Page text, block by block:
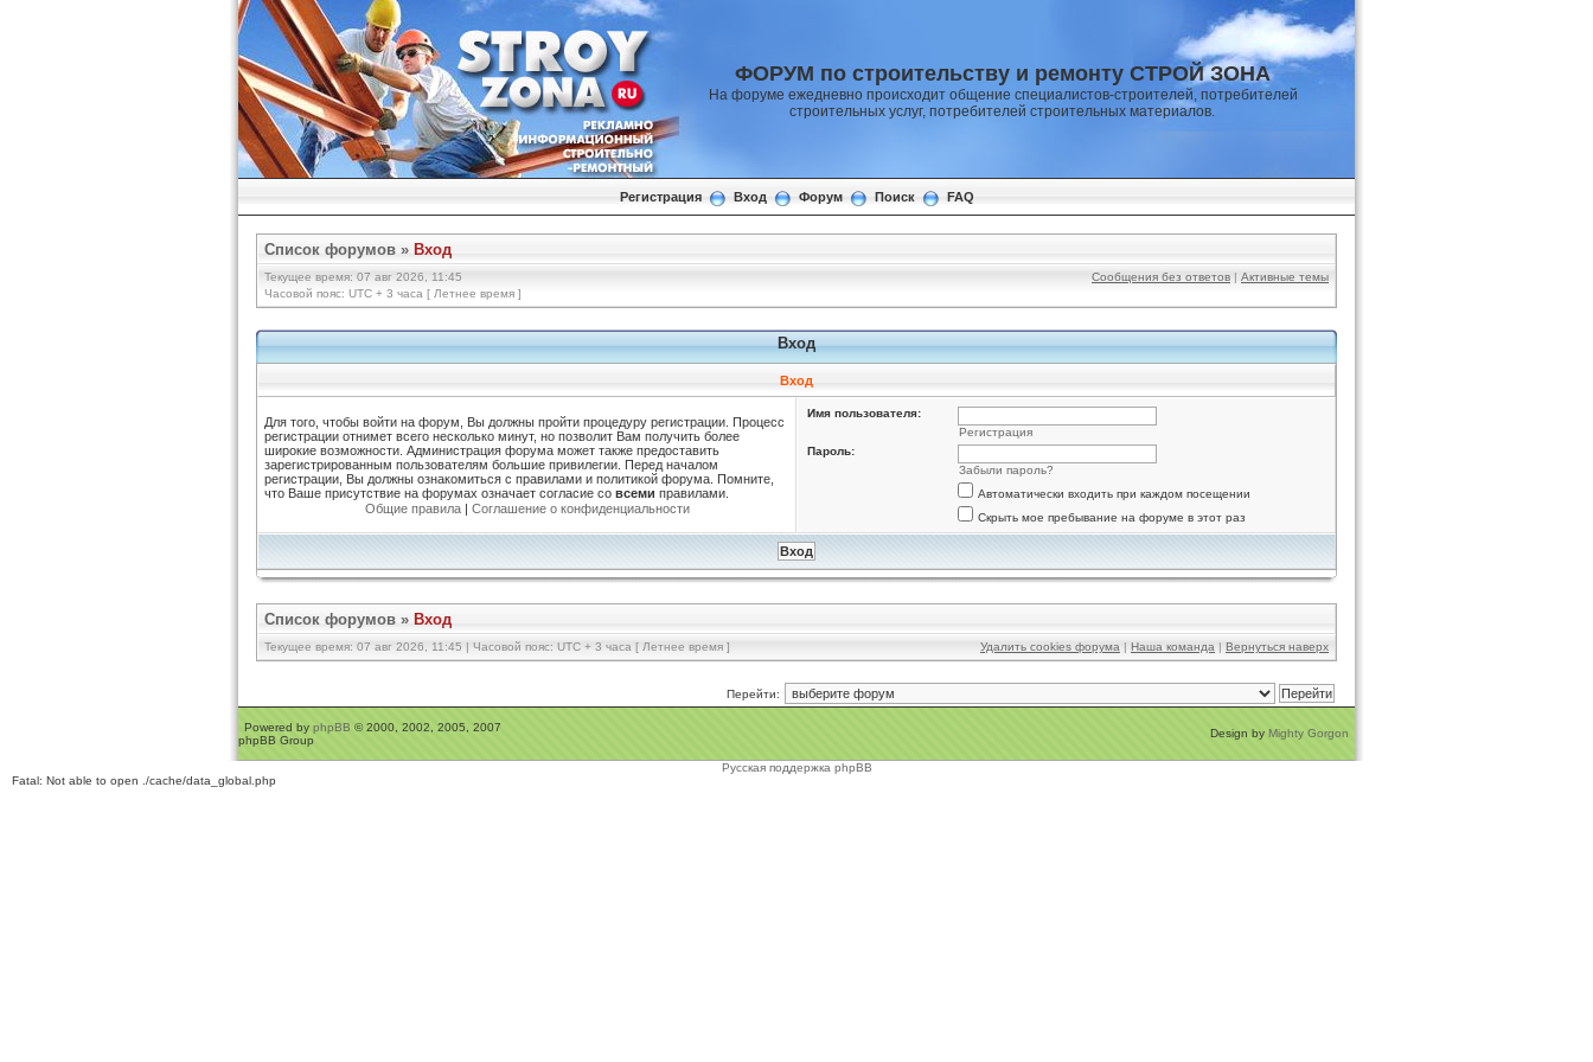
ФОРУМ по строительству и ремонту СТРОЙ ЗОНА
На форуме ежедневно происходит общение специалистов-строителей, потребителей
строительных услуг, потребителей строительных материалов.
Регистрация Вход Форум Поиск FAQ
Список форумов » Вход
Текущее время: 07 авг 2026, 11:45
Часовой пояс: UTC + 3 часа [ Летнее время ]
Сообщения без ответов | Активные темы
Вход
Вход
Для того, чтобы войти на форум, Вы должны пройти процедуру регистрации. Процесс
регистрации отнимет всего несколько минут, но позволит Вам получить более
широкие возможности. Администрация форума может также предоставить
зарегистрированным пользователям большие привилегии. Перед началом
регистрации, Вы должны ознакомиться с правилами и политикой форума. Помните,
что Ваше присутствие на форумах означает согласие со всеми правилами.
Общие правила| Соглашение о конфиденциальности
Имя пользователя:
Регистрация
Пароль:
Забыли пароль?
Автоматически входить при каждом посещении
Скрыть мое пребывание на форуме в этот раз
Список форумов » Вход
Текущее время: 07 авг 2026, 11:45 | Часовой пояс: UTC + 3 часа [ Летнее время ] Удалить cookies форума | Наша команда | Вернуться наверх
Перейти:
Powered by phpBB © 2000, 2002, 2005, 2007
phpBB Group
Design by Mighty Gorgon
Русская поддержка phpBB
Fatal: Not able to open ./cache/data_global.php